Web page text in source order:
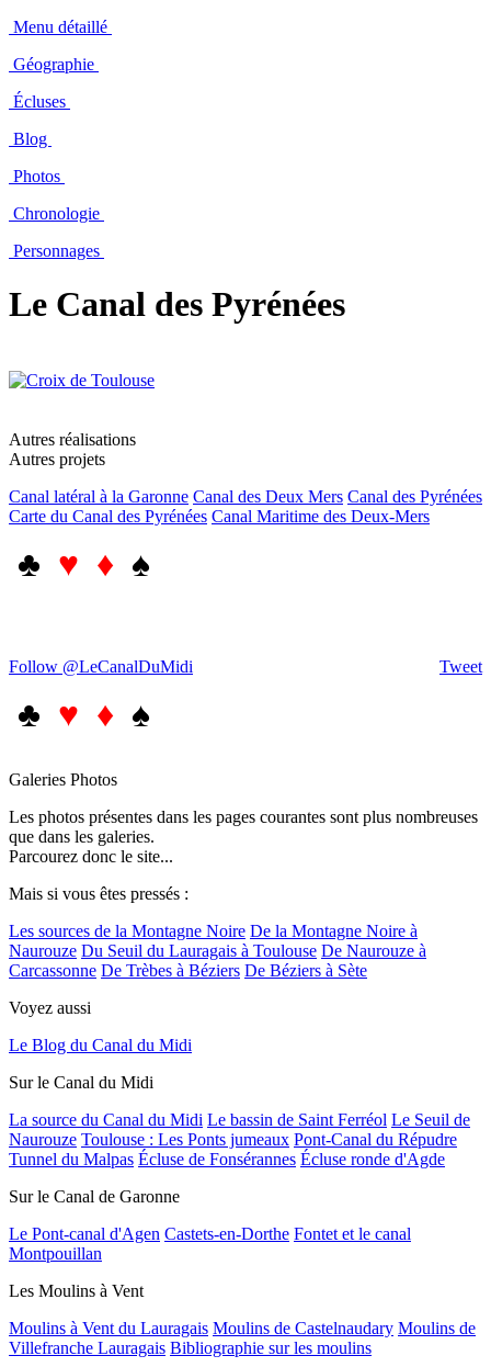
Menu détaillé
Géographie
Écluses
Blog
Photos
Chronologie
Personnages
Le Canal des Pyrénées
Autres réalisations
Autres projets
Canal latéral à la Garonne Canal des Deux Mers Canal des Pyrénées
Carte du Canal des Pyrénées Canal Maritime des Deux-Mers
♣ ♥ ♦ ♠
Tweet
Follow @LeCanalDuMidi
♣ ♥ ♦ ♠
Galeries Photos
Les photos présentes dans les pages courantes sont plus nombreuses
que dans les galeries.
Parcourez donc le site...
Mais si vous êtes pressés :
Les sources de la Montagne Noire De la Montagne Noire à
Naurouze Du Seuil du Lauragais à Toulouse De Naurouze à
Carcassonne De Trèbes à Béziers De Béziers à Sète
Voyez aussi
Le Blog du Canal du Midi
Sur le Canal du Midi
La source du Canal du Midi Le bassin de Saint Ferréol Le Seuil de
Naurouze Toulouse : Les Ponts jumeaux Pont-Canal du Répudre
Tunnel du Malpas Écluse de Fonsérannes Écluse ronde d'Agde
Sur le Canal de Garonne
Le Pont-canal d'Agen Castets-en-Dorthe Fontet et le canal
Montpouillan
Les Moulins à Vent
Moulins à Vent du Lauragais Moulins de Castelnaudary Moulins de
Villefranche Lauragais Bibliographie sur les moulins